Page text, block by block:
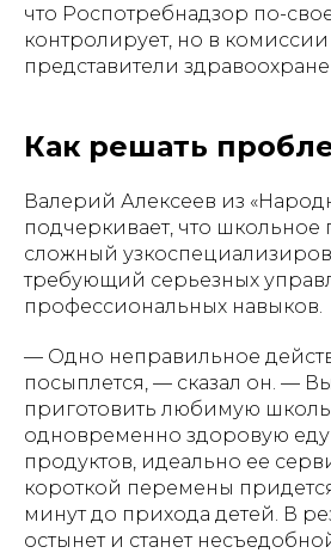
что Роспотребнадзор по-
контролирует, но в
представители
Как решать
Валерий Алексеев из
подчеркивает, что школьное
сложный
требующий серьезных
профессиональных навыков.
— Одно неправильное
посыплется, — сказал он. —
приготовить любимую
одновременно здоровую
продуктов, идеально ее
короткой перемены
минут до прихода детей. В
остынет и станет